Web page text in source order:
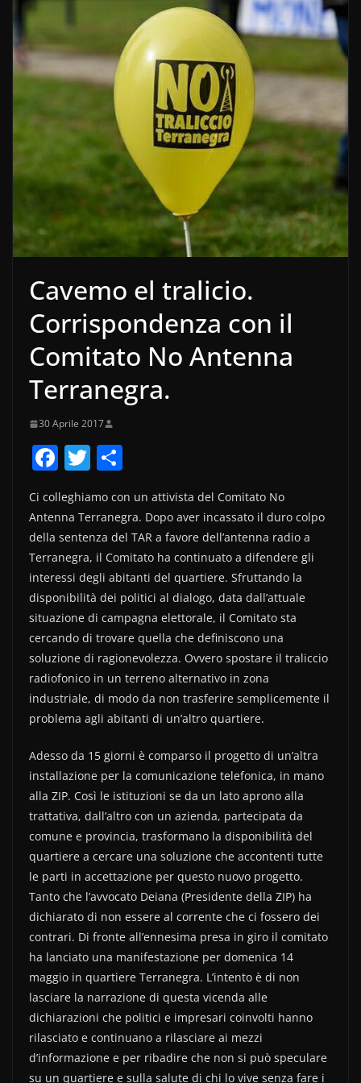
Cavemo el tralicio.
Corrispondenza con il
Comitato No Antenna
Terranegra.
30 Aprile 2017
F
a
c
e
b
o
o
k
T
itt
er
n
di
vi
di
Ci colleghiamo con un attivista del Comitato No
Antenna Terranegra. Dopo aver incassato il duro colpo
della sentenza del TAR a favore dell’antenna radio a
Terranegra, il Comitato ha continuato a difendere gli
interessi degli abitanti del quartiere. Sfruttando la
disponibilità dei politici al dialogo, data dall’attuale
situazione di campagna elettorale, il Comitato sta
cercando di trovare quella che definiscono una
soluzione di ragionevolezza. Ovvero spostare il traliccio
radiofonico in un terreno alternativo in zona
industriale, di modo da non trasferire semplicemente il
problema agli abitanti di un’altro quartiere.
Adesso da 15 giorni è comparso il progetto di un’altra
installazione per la comunicazione telefonica, in mano
alla ZIP. Così le istituzioni se da un lato aprono alla
trattativa, dall’altro con un azienda, partecipata da
comune e provincia, trasformano la disponibilità del
quartiere a cercare una soluzione che accontenti tutte
le parti in accettazione per questo nuovo progetto.
Tanto che l’avvocato Deiana (Presidente della ZIP) ha
dichiarato di non essere al corrente che ci fossero dei
contrari. Di fronte all’ennesima presa in giro il comitato
ha lanciato una manifestazione per domenica 14
maggio in quartiere Terranegra. L’intento è di non
lasciare la narrazione di questa vicenda alle
dichiarazioni che politici e impresari coinvolti hanno
rilasciato e continuano a rilasciare ai mezzi
d’informazione e per ribadire che non si può speculare
su un quartiere e sulla salute di chi lo vive senza fare i